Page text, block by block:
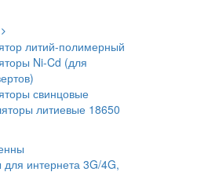
литий-полимерный
Ni-Cd (для
свинцовые
литиевые 18650
интернета 3G/4G,